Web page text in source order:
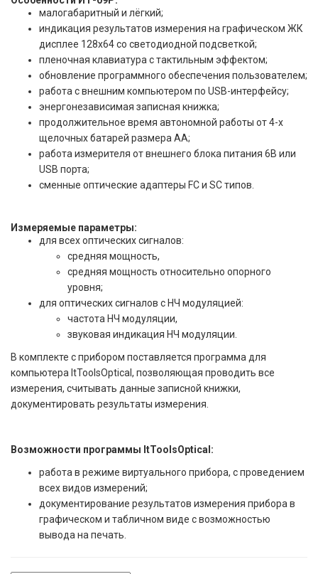
малогабаритный и лёгкий;
индикация результатов измерения на графическом ЖК
дисплее 128x64 со светодиодной подсветкой;
пленочная клавиатура с тактильным эффектом;
обновление программного обеспечения пользователем;
работа с внешним компьютером по USB-интерфейсу;
энергонезависимая записная книжка;
продолжительное время автономной работы от 4-х
щелочных батарей размера AA;
работа измерителя от внешнего блока питания 6В или
USB порта;
сменные оптические адаптеры FC и SC типов.
Измеряемые параметры:
для всех оптических сигналов:
средняя мощность,
средняя мощность относительно опорного
уровня;
для оптических сигналов с НЧ модуляцией:
частота НЧ модуляции,
звуковая индикация НЧ модуляции.
В комплекте с прибором поставляется программа для
компьютера ItToolsOptical, позволяющая проводить все
измерения, считывать данные записной книжки,
документировать результаты измерения.
Возможности программы ItToolsOptical:
работа в режиме виртуального прибора, с проведением
всех видов измерений;
документирование результатов измерения прибора в
графическом и табличном виде с возможностью
вывода на печать.